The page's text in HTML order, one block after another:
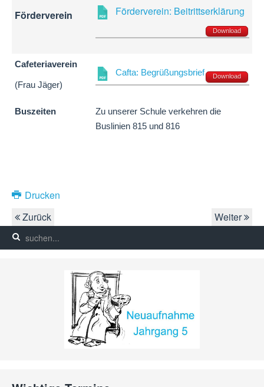
Förderverein
Förderverein: Beitrittserklärung
Download
Cafeteriaverein
(Frau Jäger)
Cafta: Begrüßungsbrief Download
Buszeiten
Zu unserer Schule verkehren die
Buslinien 815 und 816
Drucken
Zurück
Weiter